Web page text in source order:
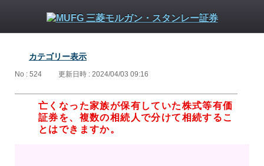
カテゴリー表示
No : 524 更新日時 : 2024/04/03 09:16
亡くなった家族が保有していた株式等有価
証券を、複数の相続人で分けて相続するこ
とはできますか。